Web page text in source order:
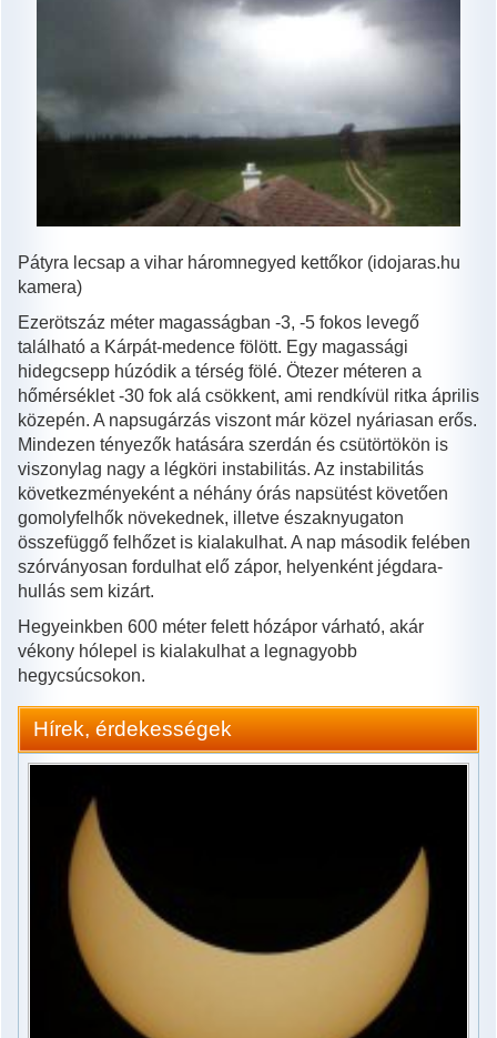
Pátyra lecsap a vihar háromnegyed kettőkor (idojaras.hu
kamera)
Ezerötszáz méter magasságban -3, -5 fokos levegő
található a Kárpát-medence fölött. Egy magassági
hidegcsepp húzódik a térség fölé. Ötezer méteren a
hőmérséklet -30 fok alá csökkent, ami rendkívül ritka április
közepén. A napsugárzás viszont már közel nyáriasan erős.
Mindezen tényezők hatására szerdán és csütörtökön is
viszonylag nagy a légköri instabilitás. Az instabilitás
következményeként a néhány órás napsütést követően
gomolyfelhők növekednek, illetve északnyugaton
összefüggő felhőzet is kialakulhat. A nap második felében
szórványosan fordulhat elő zápor, helyenként jégdara-
hullás sem kizárt.
Hegyeinkben 600 méter felett hózápor várható, akár
vékony hólepel is kialakulhat a legnagyobb
hegycsúcsokon.
Hírek, érdekességek